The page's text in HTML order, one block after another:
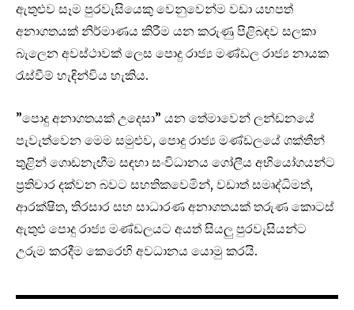
ඇතුළුව සෑම පුරවැසියෙකු වෙනුවෙන්ම වඩා යහපත්
අනාගතයක් නිර්මාණය කිරීම යන කරුණු පිළිබඳව සලකා
බැලෙන අවස්ථාවක් ලෙස පොදු රාජ්‍ය මණ්ඩල රාජ්‍ය නායක
රැස්වීම් හැඳින්විය හැකිය.
”පොදු අනාගතයක් උදෙසා” යන තේමාවෙන් ලන්ඩනයේ
පැවැත්වෙන මෙම සමුළුව, පොදු රාජ්‍ය මණ්ඩලයේ ශක්තීන්
තුළින් ගොඩනැඟීම සඳහා සංවිධානය ගෝලීය අභියෝගයන්ට
ප්‍රතිචාර දක්වන බවට සහතිකවෙමින්, වඩාත් සමෘද්ධිමත්,
ආරක්ෂිත, තිරසාර සහ සාධාරණ අනාගතයක් තරුණ කොටස්
ඇතුළු පොදු රාජ්‍ය මණ්ඩලයට අයත් සියලු පුරවැසියන්ට
උරුම කරදීම කෙරෙහි අවධානය යොමු කරයි.